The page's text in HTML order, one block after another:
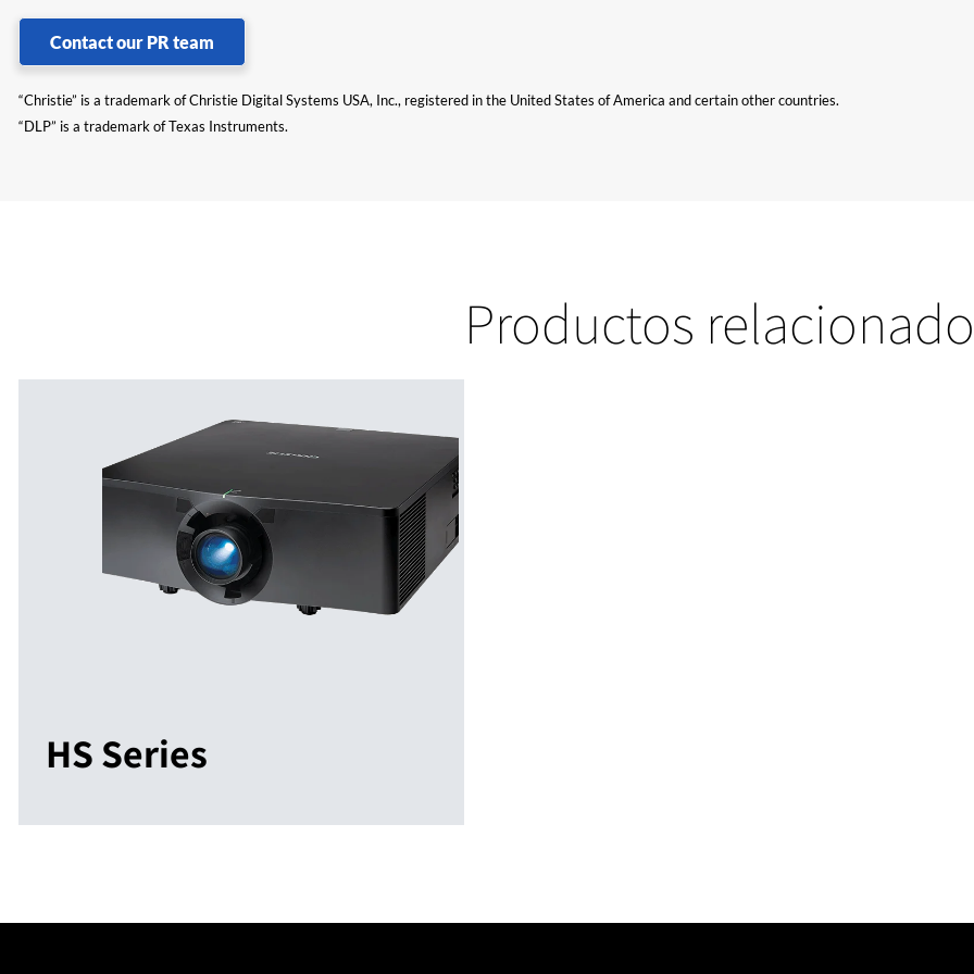
Contact our PR team
“Christie” is a trademark of Christie Digital Systems USA, Inc., registered in the United States of America and certain other countries.
“DLP” is a trademark of Texas Instruments.
Productos
HS Series